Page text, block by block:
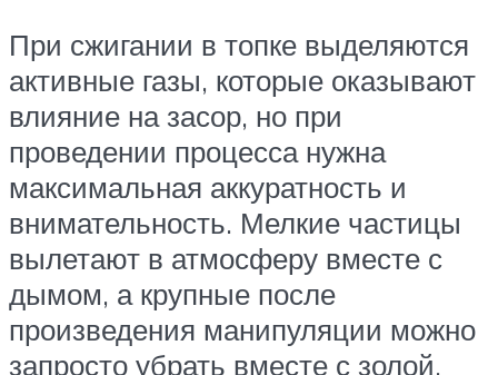
При сжигании в топке выделяются
активные газы, которые оказывают
влияние на засор, но при
проведении процесса нужна
максимальная аккуратность и
внимательность. Мелкие частицы
вылетают в атмосферу вместе с
дымом, а крупные после
произведения манипуляции можно
запросто убрать вместе с золой.